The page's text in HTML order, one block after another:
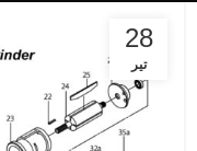
28
تیر